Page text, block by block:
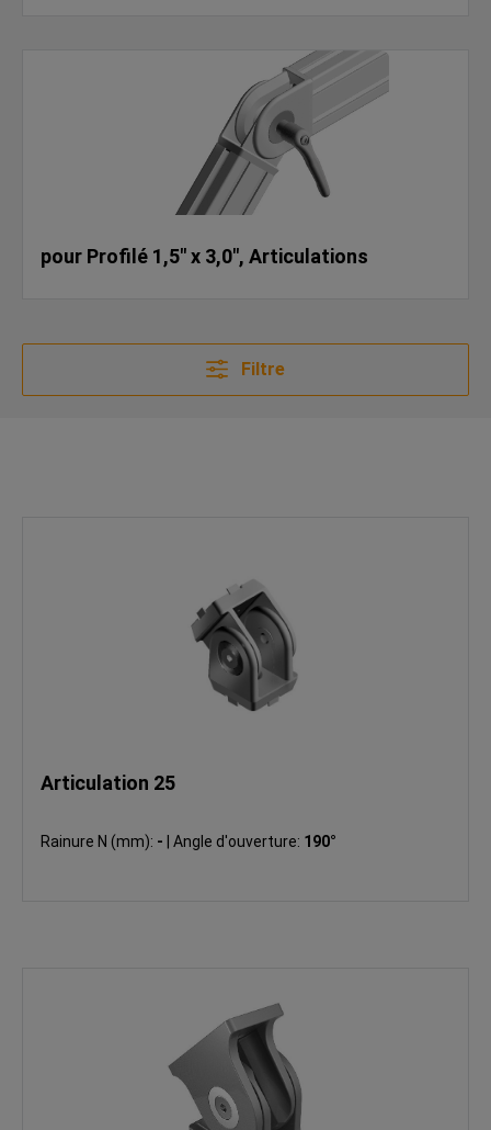
pour Profilé 1,5" x 3,0", Articulations
Filtre
Articulation 25
Rainure N (mm): - Angle d'ouverture: 190°